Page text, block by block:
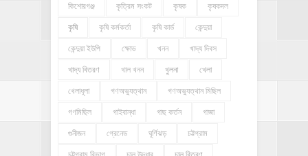
কিশোরগঞ্জ কৃত্রিম সংকট কৃষক কৃষকদল
কৃষি কৃষি কর্মকর্তা কৃষি কার্ড কেন্দুয়া
কেন্দুয়া ইউপি ক্ষোভ খনন খাদ্য দিবস
খাদ্য বিতরণ খাল খনন খুলনা খেলা
খেলাধূলা গণঅভ্যুত্থান গণঅভ্যুত্থান মিছিল
গণমিছিল গাইবান্ধা গাছ কর্তন গাজা
গুনীজন গ্রেনেড ঘূর্ণিঝড় চট্টগ্রাম